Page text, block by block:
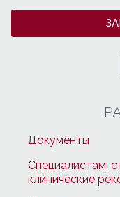
Документы
Специалистам:
клинические